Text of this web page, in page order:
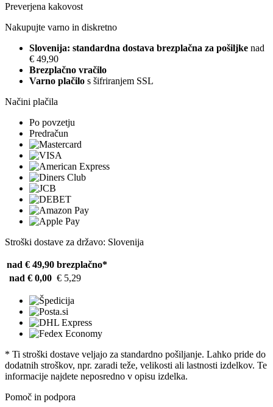
Preverjena kakovost
Nakupujte varno in diskretno
Slovenija: standardna dostava brezplačna za pošiljke nad
€ 49,90
Brezplačno vračilo
Varno plačilo s šifriranjem SSL
Načini plačila
Po povzetju
Predračun
Stroški dostave za državo: Slovenija
nad € 49,90 brezplačno*
nad € 0,00 € 5,29
* Ti stroški dostave veljajo za standardno pošiljanje. Lahko pride do
dodatnih stroškov, npr. zaradi teže, velikosti ali lastnosti izdelkov. Te
informacije najdete neposredno v opisu izdelka.
Pomoč in podpora